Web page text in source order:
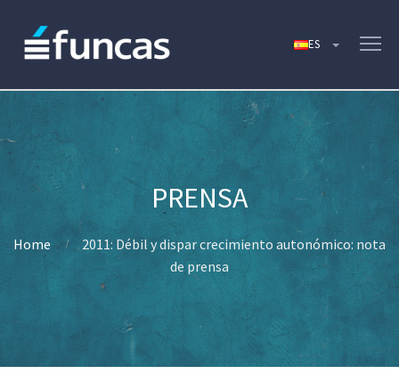
Home
2011: Débil y dispar crecimiento autonómico: nota
de prensa